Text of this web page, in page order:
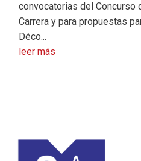
convocatorias del Concurso
Carrera y para propuestas
Déco...
leer más